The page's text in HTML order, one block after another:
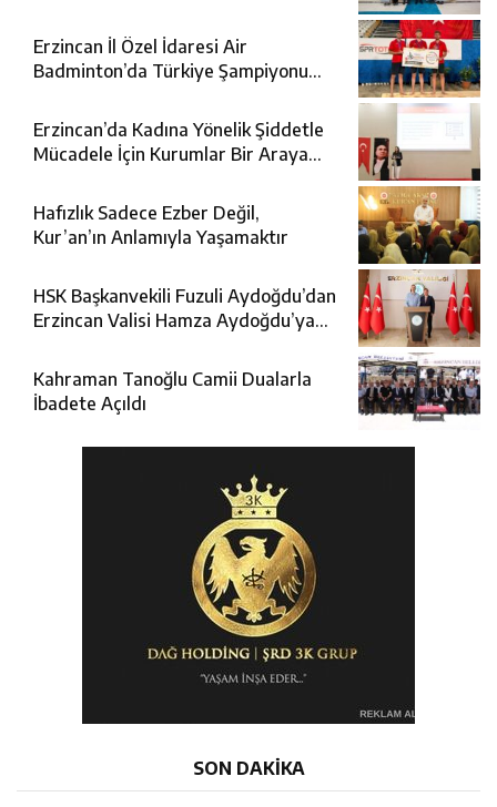
Erzincan İl Özel İdaresi Air
Badminton’da Türkiye Şampiyonu
Erzincan’da Kadına Yönelik Şiddetle
Mücadele İçin Kurumlar Bir Araya
Hafızlık Sadece Ezber Değil,
Kur’an’ın Anlamıyla Yaşamaktır
HSK Başkanvekili Fuzuli Aydoğdu’dan
Erzincan Valisi Hamza Aydoğdu’ya
Kahraman Tanoğlu Camii Dualarla
İbadete Açıldı
SON DAKİKA